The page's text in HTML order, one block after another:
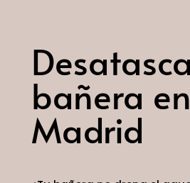
bañera en
Madrid